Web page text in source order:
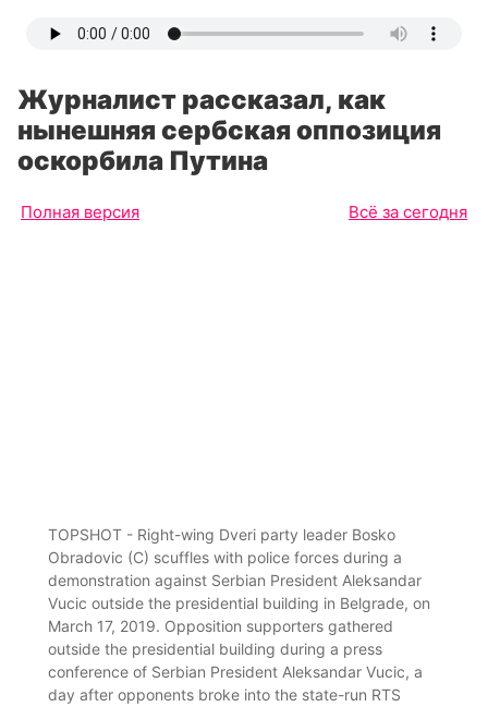
Журналист рассказал, как
нынешняя сербская оппозиция
оскорбила Путина
Полная версия Всё за сегодня
TOPSHOT - Right-wing Dveri party leader Bosko
Obradovic (C) scuffles with police forces during a
demonstration against Serbian President Aleksandar
Vucic outside the presidential building in Belgrade, on
March 17, 2019. Opposition supporters gathered
outside the presidential building during a press
conference of Serbian President Aleksandar Vucic, a
day after opponents broke into the state-run RTS